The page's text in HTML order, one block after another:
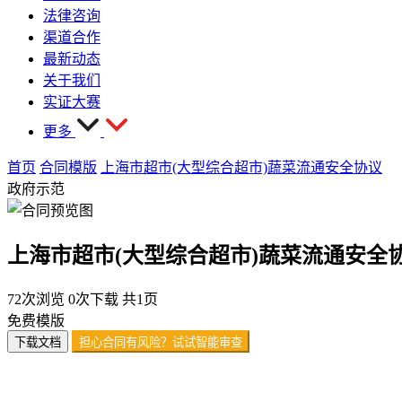
法律咨询
渠道合作
最新动态
关于我们
实证大赛
更多
首页 合同模版
上海市超市(大型综合超市)蔬菜流通安全协议
政府示范
上海市超市(大型综合超市)蔬菜流通安全
72次浏览 0次下载 共1页
免费模版
下载文档 担心合同有风险？试试智能审查